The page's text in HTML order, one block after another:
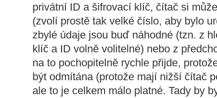
privátní ID a šifrovací klíč, čítač si
(zvolí prostě tak velké číslo, aby bylo
zbylé údaje jsou buď náhodné (tzn. z
klíč a ID volně volitelné) nebo z
na to pochopitelně rychle přijde,
být odmítána (protože mají nižší čítač
ale to je celkem málo platné. Tady by